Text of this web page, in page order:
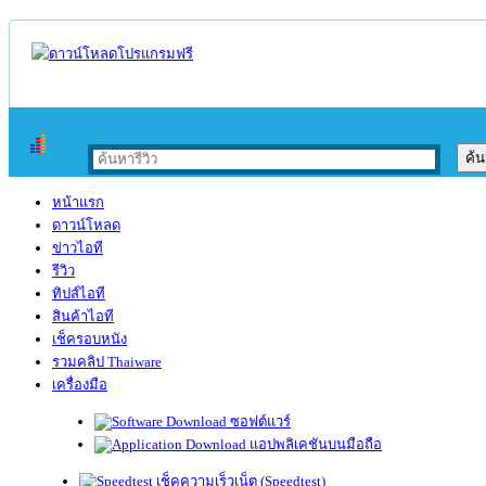
หน้าแรก
ดาวน์โหลด
ข่าวไอที
รีวิว
ทิปส์ไอที
สินค้าไอที
เช็ครอบหนัง
รวมคลิป Thaiware
เครื่องมือ
ซอฟต์แวร์
แอปพลิเคชันบนมือถือ
เช็คความเร็วเน็ต (Speedtest)